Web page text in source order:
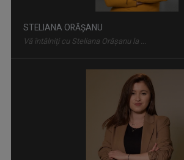
Rubrică prin care scriitorii ne provoacă să ...
Face parte din echipa TVR Iași din 2022, după ...